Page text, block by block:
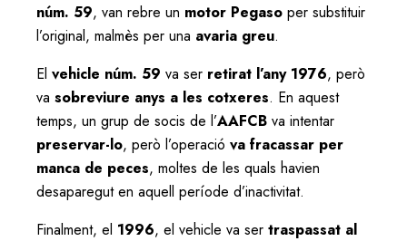
núm. 59, van rebre un motor Pegaso per substituir
l’original, malmès per una avaria greu.
El vehicle núm. 59 va ser retirat l’any 1976, però
va sobreviure anys a les cotxeres. En aquest
temps, un grup de socis de l’AAFCB va intentar
preservar-lo, però l’operació va fracassar per
manca de peces, moltes de les quals havien
desaparegut en aquell període d’inactivitat.
Finalment, el 1996, el vehicle va ser traspassat al